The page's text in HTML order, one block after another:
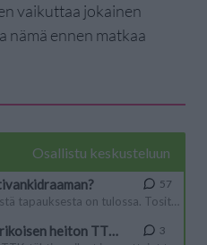
vaikuttaa jokainen
nämä ennen matkaa